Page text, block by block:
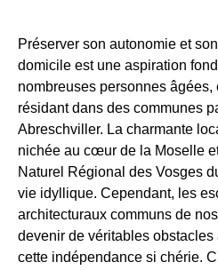
Préserver son autonomie et
domicile est une aspiration
nombreuses personnes
résidant dans des communes
Abreschviller. La charmante
nichée au cœur de la Moselle
Naturel Régional des Vosges
vie idyllique. Cependant, les
architecturaux communs de
devenir de véritables
cette indépendance si chérie.